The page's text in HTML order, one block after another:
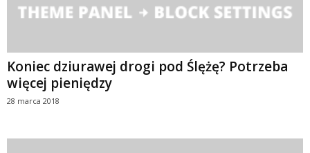
Koniec dziurawej drogi pod Ślężę? Potrzeba
więcej pieniędzy
28 marca 2018